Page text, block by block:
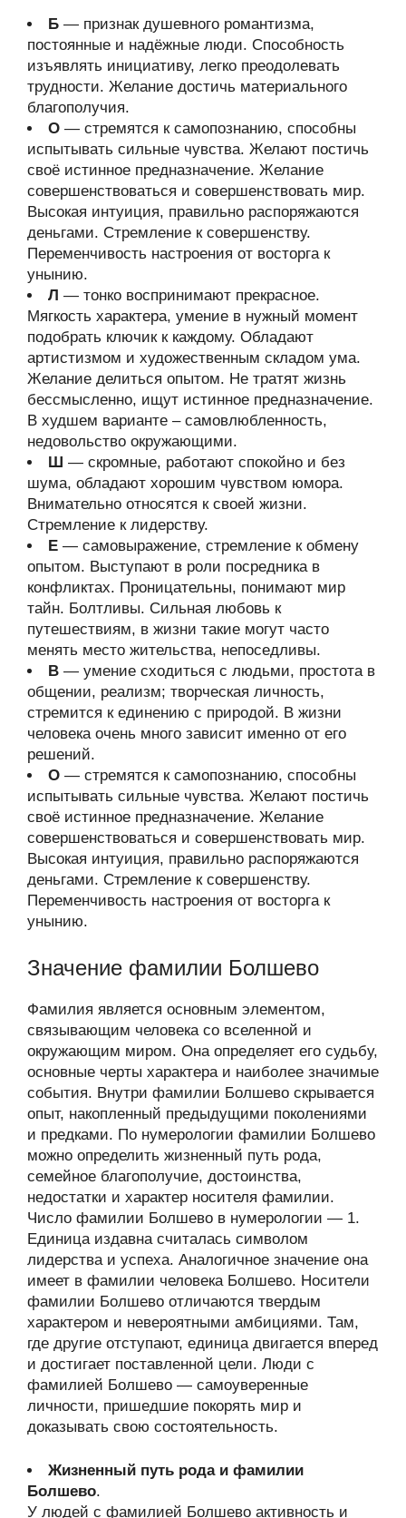
Б — признак душевного романтизма,
постоянные и надёжные люди. Способность
изъявлять инициативу, легко преодолевать
трудности. Желание достичь материального
благополучия.
О — стремятся к самопознанию, способны
испытывать сильные чувства. Желают постичь
своё истинное предназначение. Желание
совершенствоваться и совершенствовать мир.
Высокая интуиция, правильно распоряжаются
деньгами. Стремление к совершенству.
Переменчивость настроения от восторга к
унынию.
Л — тонко воспринимают прекрасное.
Мягкость характера, умение в нужный момент
подобрать ключик к каждому. Обладают
артистизмом и художественным складом ума.
Желание делиться опытом. Не тратят жизнь
бессмысленно, ищут истинное предназначение.
В худшем варианте – самовлюбленность,
недовольство окружающими.
Ш — скромные, работают спокойно и без
шума, обладают хорошим чувством юмора.
Внимательно относятся к своей жизни.
Стремление к лидерству.
Е — самовыражение, стремление к обмену
опытом. Выступают в роли посредника в
конфликтах. Проницательны, понимают мир
тайн. Болтливы. Сильная любовь к
путешествиям, в жизни такие могут часто
менять место жительства, непоседливы.
В — умение сходиться с людьми, простота в
общении, реализм; творческая личность,
стремится к единению с природой. В жизни
человека очень много зависит именно от его
решений.
О — стремятся к самопознанию, способны
испытывать сильные чувства. Желают постичь
своё истинное предназначение. Желание
совершенствоваться и совершенствовать мир.
Высокая интуиция, правильно распоряжаются
деньгами. Стремление к совершенству.
Переменчивость настроения от восторга к
унынию.
Значение фамилии Болшево
Фамилия является основным элементом,
связывающим человека со вселенной и
окружающим миром. Она определяет его судьбу,
основные черты характера и наиболее значимые
события. Внутри фамилии Болшево скрывается
опыт, накопленный предыдущими поколениями
и предками. По нумерологии фамилии Болшево
можно определить жизненный путь рода,
семейное благополучие, достоинства,
недостатки и характер носителя фамилии.
Число фамилии Болшево в нумерологии — 1.
Единица издавна считалась символом
лидерства и успеха. Аналогичное значение она
имеет в фамилии человека Болшево. Носители
фамилии Болшево отличаются твердым
характером и невероятными амбициями. Там,
где другие отступают, единица двигается вперед
и достигает поставленной цели. Люди с
фамилией Болшево — самоуверенные
личности, пришедшие покорять мир и
доказывать свою состоятельность.
Жизненный путь рода и фамилии
Болшево.
У людей с фамилией Болшево активность и